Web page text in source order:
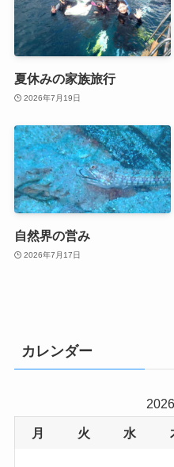
夏休みの家族旅行
2026年7月19日
自然界の営み
2026年7月17日
カレンダー
月 火 水